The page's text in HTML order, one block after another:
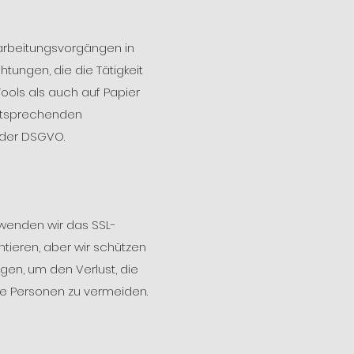
in
die die Tätigkeit
als auch auf Papier
DSGVO.
wir das SSL-
aber wir schützen
um den Verlust, die
Personen zu vermeiden.